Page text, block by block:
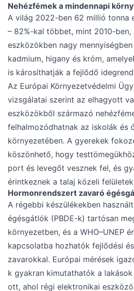
Nehézfémek a mindennapi
A világ 2022-ben 62 millió tonna
– 82%-kal többet, mint 2010-ben,
eszközökben nagy
kadmium, higany és króm,
is károsíthatják a fejlődő
Az Európai Környezetvédelmi
vizsgálatai szerint az elhagyott
eszközökből származó
felhalmozódhatnak az iskolák és
környezetében. A gyerekek
köszönhető, hogy
port és levegőt vesznek fel, és
érintkeznek a talaj közeli
Hormonrendszert zavaró
A régebbi készülékekben
égésgátlók (PBDE-k) tartósan
környezetben, és a WHO–UNEP
kapcsolatba hozhatók fejlődési
zavarokkal. Európai mérések
k gyakran kimutathatók a
ott, ahol régi elektronikai